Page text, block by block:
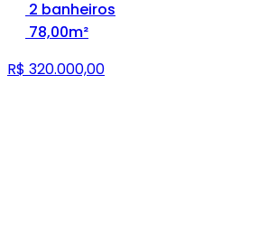
2 banheiros
78,00m²
R$ 320.000,00